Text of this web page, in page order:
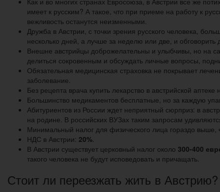
имеет к русским? А такое, что при приеме на работу к
вежливость останутся неизменными.
Дружба в Австрии, с точки зрения русского человека,
несколько дней, а лучше за неделю или две, и обговорить
Внешне австрийцы доброжелательны и улыбчивы, но на
делиться сокровенным и обсуждать личные вопросы,
Обязательная медицинская страховка не покрывает
заболевание.
Без рецепта врача купить лекарство в австрийской
Большинство медикаментов бесплатные, но за каждую
Абитуриентов из России ждет неприятный сюрприз: в
на родине. В российских ВУЗах таким запросам
Минимальный налог для физического лица гораздо выше,
НДС в Австрии: 20%
В Австрии существует церковный налог около 300-400
такого человека не будут исповедовать и причащать.
Стоит ли переезжать жить в Австрию?